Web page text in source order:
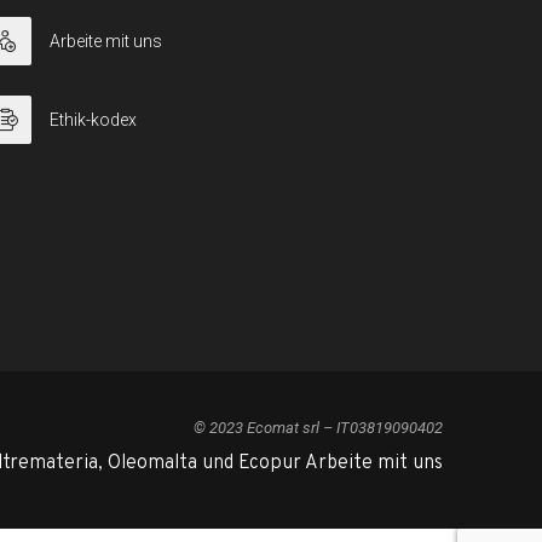
Arbeite mit uns
Ethik-kodex
© 2023 Ecomat srl – IT03819090402
Oleomalta und Ecopur Arbeite mit uns